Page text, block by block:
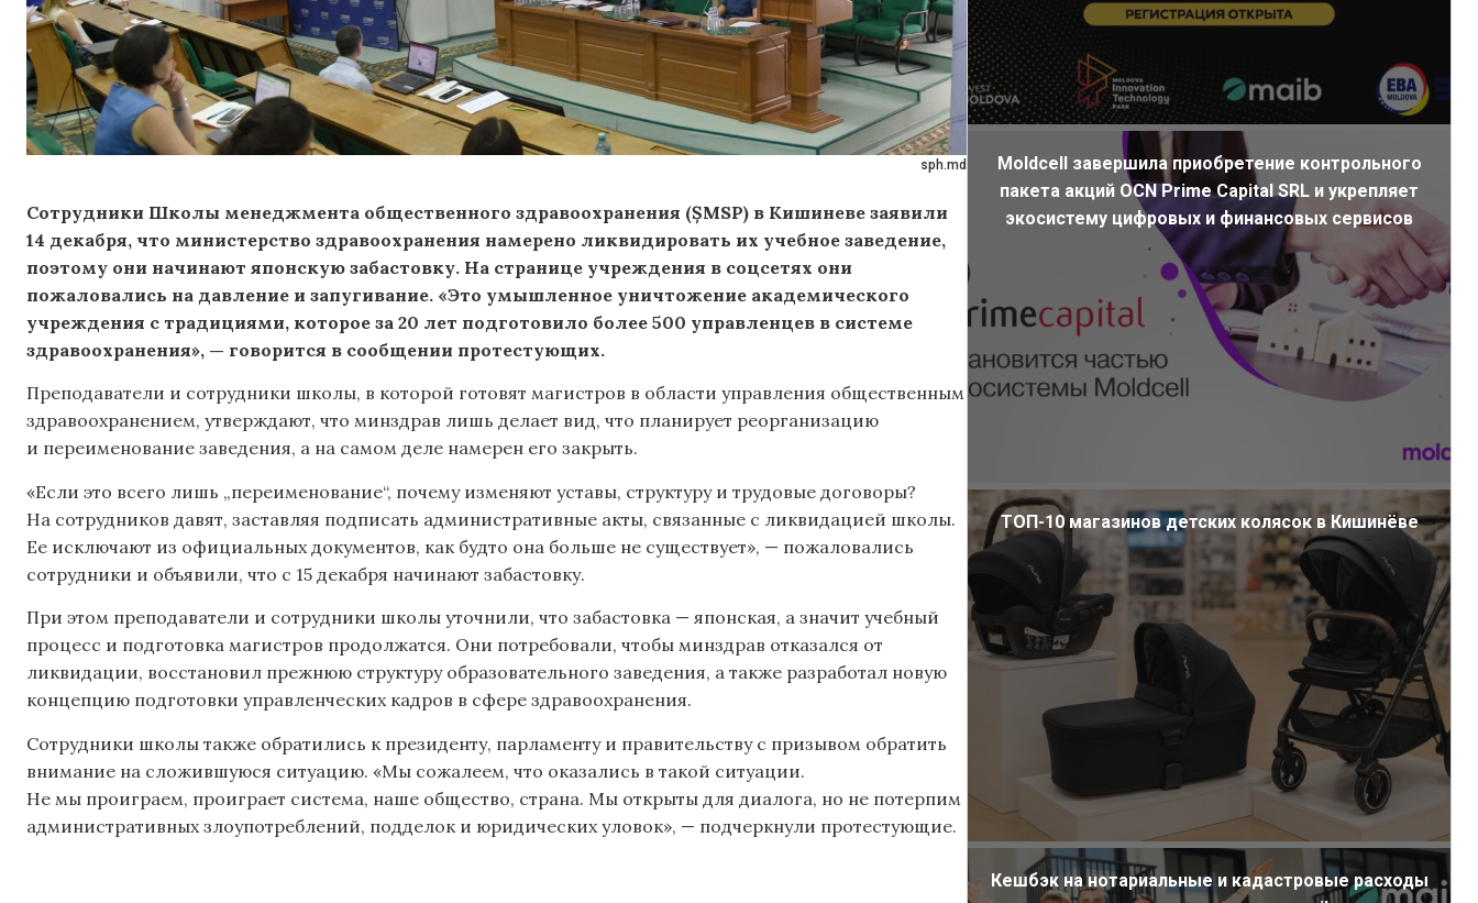
sph.md
Сотрудники Школы менеджмента общественного здравоохранения (ȘMSP) в Кишиневе заявили
14 декабря, что министерство здравоохранения намерено ликвидировать их учебное заведение,
поэтому они начинают японскую забастовку. На странице учреждения в соцсетях они
пожаловались на давление и запугивание. «Это умышленное уничтожение академического
учреждения с традициями, которое за 20 лет подготовило более 500 управленцев в системе
здравоохранения», — говорится в сообщении протестующих.
Преподаватели и сотрудники школы, в которой готовят магистров в области управления общественным
здравоохранением, утверждают, что минздрав лишь делает вид, что планирует реорганизацию
и переименование заведения, а на самом деле намерен его закрыть.
«Если это всего лишь „переименование“, почему изменяют уставы, структуру и трудовые договоры?
На сотрудников давят, заставляя подписать административные акты, связанные с ликвидацией школы.
Ее исключают из официальных документов, как будто она больше не существует», — пожаловались
сотрудники и объявили, что с 15 декабря начинают забастовку.
При этом преподаватели и сотрудники школы уточнили, что забастовка — японская, а значит учебный
процесс и подготовка магистров продолжатся. Они потребовали, чтобы минздрав отказался от
ликвидации, восстановил прежнюю структуру образовательного заведения, а также разработал новую
концепцию подготовки управленческих кадров в сфере здравоохранения.
Сотрудники школы также обратились к президенту, парламенту и правительству с призывом обратить
внимание на сложившуюся ситуацию. «Мы сожалеем, что оказались в такой ситуации.
Не мы проиграем, проиграет система, наше общество, страна. Мы открыты для диалога, но не потерпим
административных злоупотреблений, подделок и юридических уловок», — подчеркнули протестующие.
Moldcell завершила приобретение контрольного
пакета акций OCN Prime Capital SRL и укрепляет
экосистему цифровых и финансовых сервисов
ТОП-10 магазинов детских колясок в Кишинёве
Кешбэк на нотариальные и кадастровые расходы